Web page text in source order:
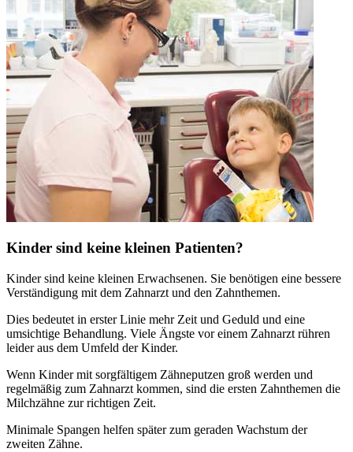
Kinder sind keine kleinen Patienten?
Kinder sind keine kleinen Erwachsenen. Sie benötigen eine bessere
Verständigung mit dem Zahnarzt und den Zahnthemen.
Dies bedeutet in erster Linie mehr Zeit und Geduld und eine
umsichtige Behandlung. Viele Ängste vor einem Zahnarzt rühren
leider aus dem Umfeld der Kinder.
Wenn Kinder mit sorgfältigem Zähneputzen groß werden und
regelmäßig zum Zahnarzt kommen, sind die ersten Zahnthemen die
Milchzähne zur richtigen Zeit.
Minimale Spangen helfen später zum geraden Wachstum der
zweiten Zähne.